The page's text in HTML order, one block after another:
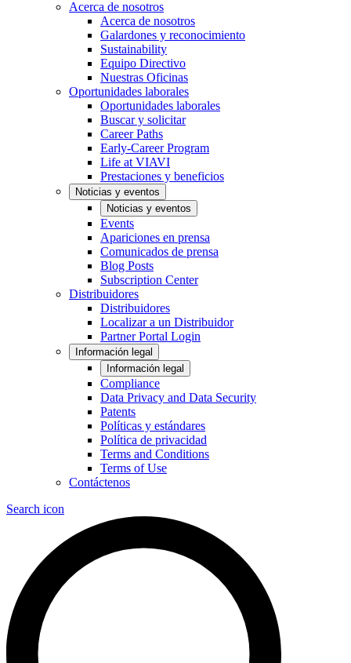
Acerca de nosotros
Acerca de nosotros
Galardones y reconocimiento
Sustainability
Equipo Directivo
Nuestras Oficinas
Oportunidades laborales
Oportunidades laborales
Buscar y solicitar
Career Paths
Early-Career Program
Life at VIAVI
Prestaciones y beneficios
Noticias y eventos
Noticias y eventos
Events
Apariciones en prensa
Comunicados de prensa
Blog Posts
Subscription Center
Distribuidores
Distribuidores
Localizar a un Distribuidor
Partner Portal Login
Información legal
Información legal
Compliance
Data Privacy and Data Security
Patents
Políticas y estándares
Política de privacidad
Terms and Conditions
Terms of Use
Contáctenos
Search icon